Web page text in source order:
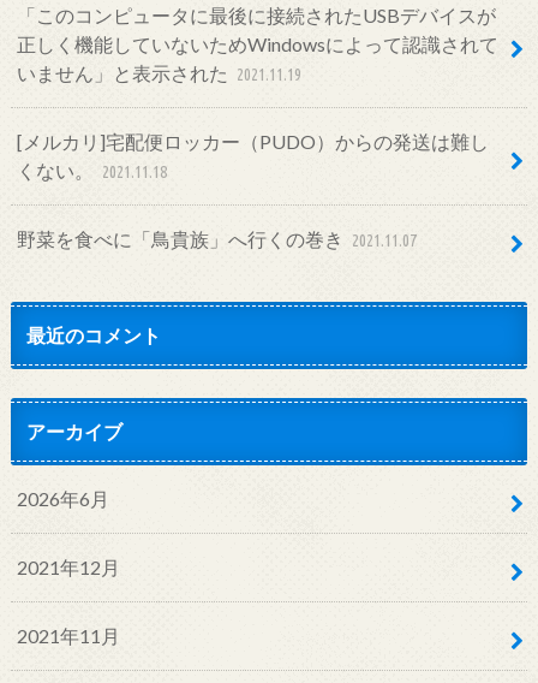
「このコンピュータに最後に接続されたUSBデバイスが
正しく機能していないためWindowsによって認識されて
いません」と表示された
2021.11.19
[メルカリ]宅配便ロッカー（PUDO）からの発送は難し
くない。
2021.11.18
野菜を食べに「鳥貴族」へ行くの巻き 2021.11.07
最近のコメント
アーカイブ
2026年6月
2021年12月
2021年11月